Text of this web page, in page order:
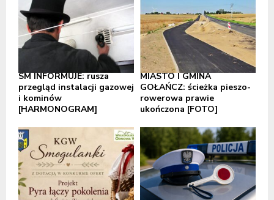
SM INFORMUJE: rusza
przegląd instalacji gazowej
i kominów
[HARMONOGRAM]
MIASTO I GMINA
GOŁAŃCZ: ścieżka pieszo-
rowerowa prawie
ukończona [FOTO]